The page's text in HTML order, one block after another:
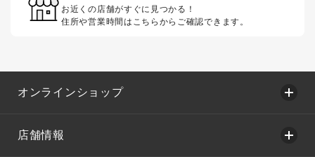
お近くの店舗がすぐに見つかる！
住所や営業時間はこちらからご確認できます。
オンラインショップ
店舗情報